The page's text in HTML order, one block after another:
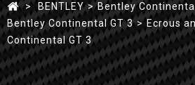
> BENTLEY > Bentley
Bentley Continental GT 3 > Ecrous
Continental GT 3